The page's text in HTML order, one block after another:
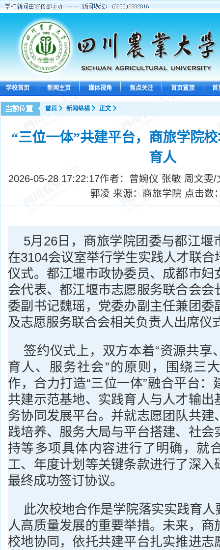
学校首页 新闻主页 媒体视角 焦点关注 首页置顶 首
首页 新闻纵横 正文
“三位一体”共建平台，商旅学院
育人
2026-05-28 17:22:17作者：曾婉仪 张敏 周文雯
郭凌 来源：商旅学院 点击数
5月26日，商旅学院团委与都江堰
在3104会议室举行学生实践人才联
仪式。都江堰市政协委员、成都市妇
会代表、都江堰市志愿服务联合会会
委副书记魏瑶，党委办副主任兼团委
及志愿服务联合会相关负责人出席仪
签约仪式上，双方本着“资源共享
育人、服务社会”的原则，围绕三
作，合力打造“三位一体”融合平台：
共建示范基地、实践育人与人才输出
务协同发展平台。并就志愿团队共建
践培养、服务大局与平台搭建、社会
持等多项具体内容进行了明确，就
工、年度计划等关键条款进行了深入
最终成功签订协议。
此次校地合作是学院落实实践育
人高质量发展的重要举措。未来，商
校地协同，依托共建平台扎实推进志